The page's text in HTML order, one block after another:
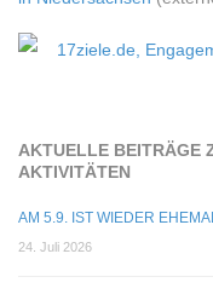
17ziele.de,
AKTU­ELLE BEI­TRÄGE
AKTIVITÄTEN
AM 5.9. IST WIEDER
24. Juli 2026